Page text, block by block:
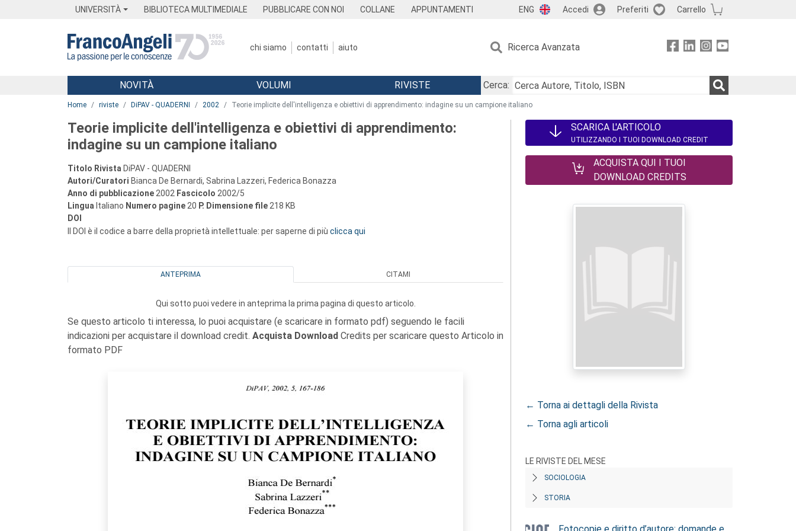
UNIVERSITÀ BIBLIOTECA MULTIMEDIALE PUBBLICARE CON NOI COLLANE APPUNTAMENTI ENG Accedi Preferiti Carrello
chi siamo contatti aiuto Ricerca Avanzata
Menu
NOVITÀ VOLUMI RIVISTE
Cerca:
Home riviste DiPAV - QUADERNI 2002 Teorie implicite dell'intelligenza e obiettivi di apprendimento: indagine su un campione italiano
Teorie implicite dell'intelligenza e obiettivi di apprendimento:
indagine su un campione italiano
Titolo Rivista DiPAV - QUADERNI
Autori/Curatori Bianca De Bernardi, Sabrina Lazzeri, Federica Bonazza
Anno di pubblicazione 2002 Fascicolo 2002/5
Lingua Italiano Numero pagine 20 P. Dimensione file 218 KB
DOI
Il DOI è il codice a barre della proprietà intellettuale: per saperne di più clicca qui
ANTEPRIMA CITAMI
Qui sotto puoi vedere in anteprima la prima pagina di questo articolo.
Se questo articolo ti interessa, lo puoi acquistare (e scaricare in formato pdf) seguendo le facili
indicazioni per acquistare il download credit. Acquista Download Credits per scaricare questo Articolo in
formato PDF
SCARICA L'ARTICOLO
UTILIZZANDO I TUOI DOWNLOAD CREDIT
ACQUISTA QUI I TUOI
DOWNLOAD CREDITS
← Torna ai dettagli della Rivista
← Torna agli articoli
LE RIVISTE DEL MESE
SOCIOLOGIA
STORIA